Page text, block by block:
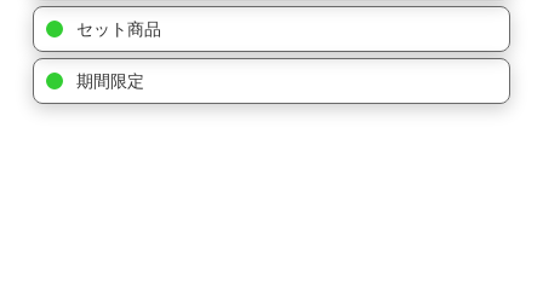
セット商品
期間限定